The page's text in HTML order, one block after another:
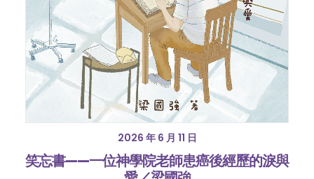
2026 年 6 月 11 日
笑忘書——一位神學院老師患癌後經歷的淚與